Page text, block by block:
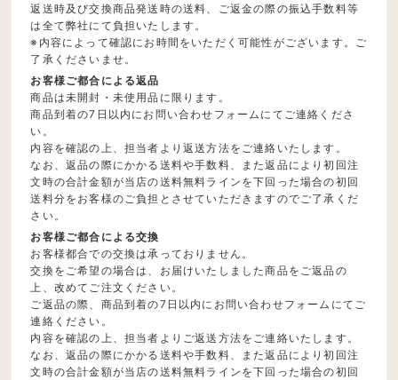
返送時及び交換商品発送時の送料、ご返金の際の振込手数料等
は全て弊社にて負担いたします。
※内容によって確認にお時間をいただく可能性がございます。ご
了承くださいませ。
お客様ご都合による返品
商品は未開封・未使用品に限ります。
商品到着の7日以内にお問い合わせフォームにてご連絡くださ
い。
内容を確認の上、担当者より返送方法をご連絡いたします。
なお、返品の際にかかる送料や手数料、また返品により初回注
文時の合計金額が当店の送料無料ラインを下回った場合の初回
送料分をお客様のご負担とさせていただきますのでご了承くだ
さい。
お客様ご都合による交換
お客様都合での交換は承っておりません。
交換をご希望の場合は、お届けいたしました商品をご返品の
上、改めてご注文ください。
ご返品の際、商品到着の7日以内にお問い合わせフォームにてご
連絡ください。
内容を確認の上、担当者よりご返送方法をご連絡いたします。
なお、返品の際にかかる送料や手数料、また返品により初回注
文時の合計金額が当店の送料無料ラインを下回った場合の初回